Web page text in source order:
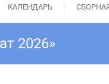
КАЛЕНДАРЬ
2026»